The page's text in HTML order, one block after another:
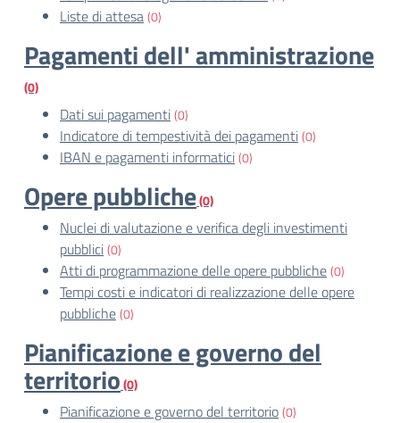
Liste di attesa(0)
Pagamenti dell' amministrazione
(0)
Dati sui pagamenti(0)
Indicatore di tempestività dei pagamenti(0)
IBAN e pagamenti informatici(0)
Opere pubbliche(0)
Nuclei di valutazione e verifica degli investimenti
pubblici(0)
Atti di programmazione delle opere pubbliche(0)
Tempi costi e indicatori di realizzazione delle opere
pubbliche(0)
Pianificazione e governo del
territorio(0)
Pianificazione e governo del territorio(0)